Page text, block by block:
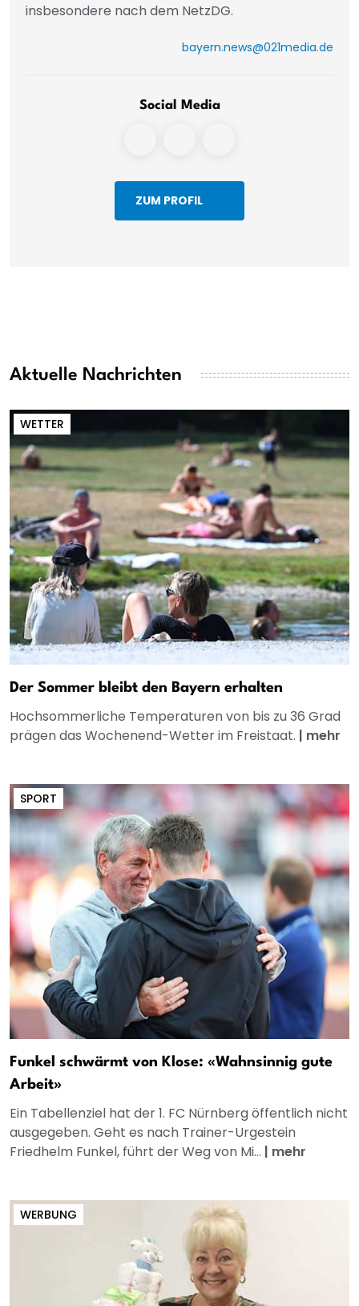
insbesondere nach dem NetzDG.
bayern.news@021media.de
Social Media
ZUM PROFIL
Aktuelle Nachrichten
WETTER
Der Sommer bleibt den Bayern erhalten
Hochsommerliche Temperaturen von bis zu 36 Grad
prägen das Wochenend-Wetter im Freistaat. | mehr
SPORT
Funkel schwärmt von Klose: «Wahnsinnig gute
Arbeit»
Ein Tabellenziel hat der 1. FC Nürnberg öffentlich nicht
ausgegeben. Geht es nach Trainer-Urgestein
Friedhelm Funkel, führt der Weg von Mi... | mehr
WERBUNG